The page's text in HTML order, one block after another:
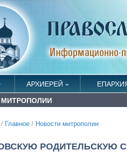
АРХИЕРЕЙ
/ Главное / Новости митрополии
РОДИТЕЛЬСКУЮ